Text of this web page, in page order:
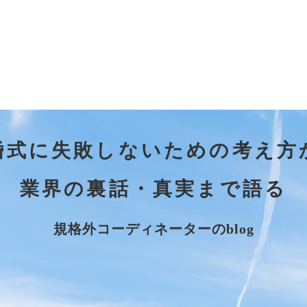
式に失敗しないための考え方
業界の裏話・真実まで語る
規格外コーディネーターのblog